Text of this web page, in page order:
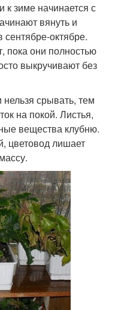
к зиме начинается с
вянуть и
сентябре-октябре.
пока они полностью
выкручивают без
срывать, тем
на покой. Листья,
вещества клубню.
цветовод лишает